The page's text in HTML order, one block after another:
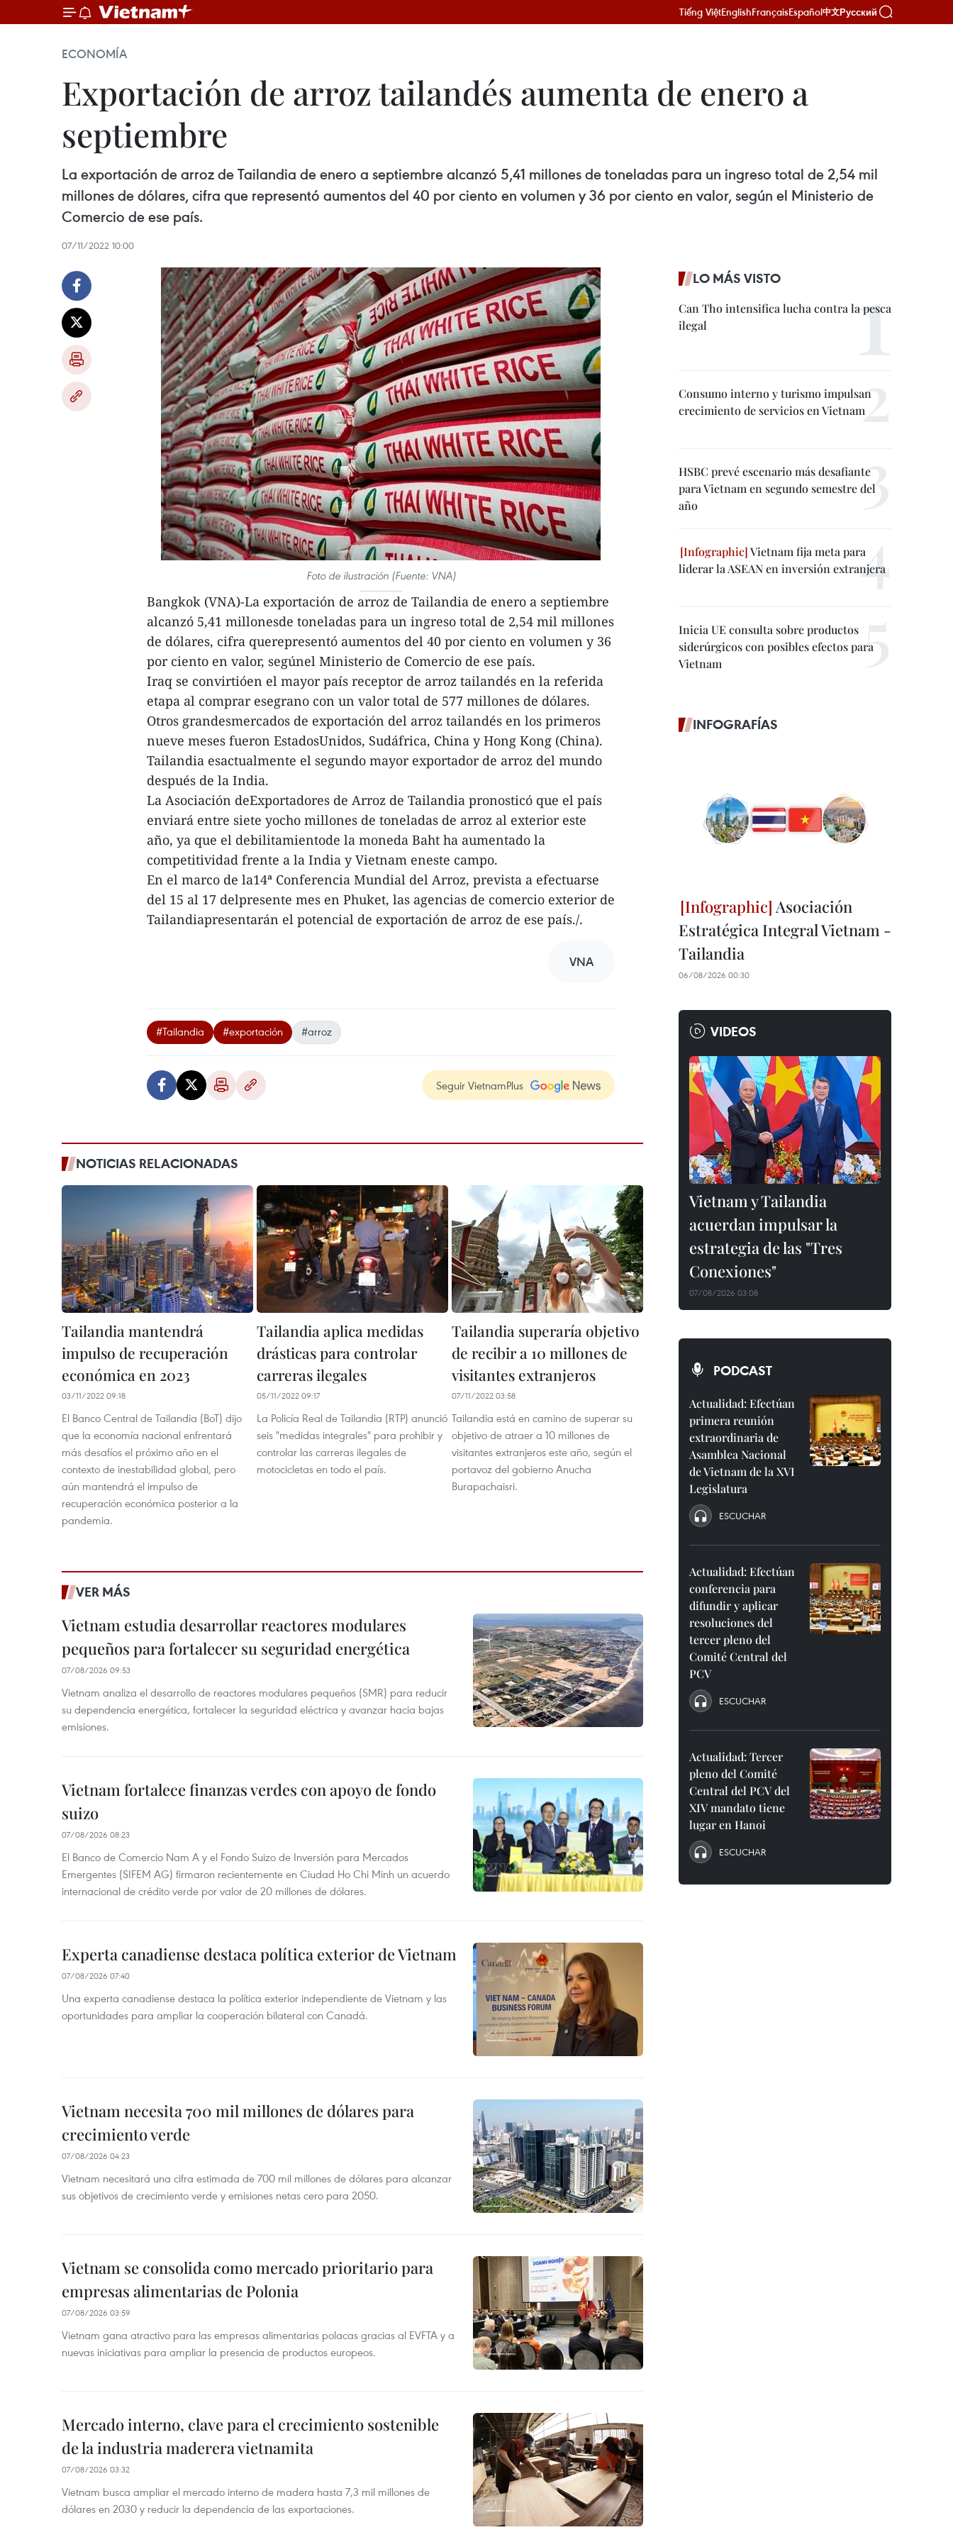
Tiếng ViệtEnglishFrançaisEspañol中文Русский
ECONOMÍA
Exportación de arroz tailandés aumenta de enero a
septiembre
La exportación de arroz de Tailandia de enero a septiembre alcanzó 5,41 millones de toneladas para un ingreso total de 2,54 mil
millones de dólares, cifra que representó aumentos del 40 por ciento en volumen y 36 por ciento en valor, según el Ministerio de
Comercio de ese país.
07/11/2022 10:00
Foto de ilustración (Fuente: VNA)
Bangkok (VNA)-La exportación de arroz de Tailandia de enero a septiembre
alcanzó 5,41 millonesde toneladas para un ingreso total de 2,54 mil millones
de dólares, cifra querepresentó aumentos del 40 por ciento en volumen y 36
por ciento en valor, segúnel Ministerio de Comercio de ese país.
Iraq se convirtióen el mayor país receptor de arroz tailandés en la referida
etapa al comprar esegrano con un valor total de 577 millones de dólares.
Otros grandesmercados de exportación del arroz tailandés en los primeros
nueve meses fueron EstadosUnidos, Sudáfrica, China y Hong Kong (China).
Tailandia esactualmente el segundo mayor exportador de arroz del mundo
después de la India.
La Asociación deExportadores de Arroz de Tailandia pronosticó que el país
enviará entre siete yocho millones de toneladas de arroz al exterior este
año, ya que el debilitamientode la moneda Baht ha aumentado la
competitividad frente a la India y Vietnam eneste campo.
En el marco de la14ª Conferencia Mundial del Arroz, prevista a efectuarse
del 15 al 17 delpresente mes en Phuket, las agencias de comercio exterior de
Tailandiapresentarán el potencial de exportación de arroz de ese país./.
VNA
#Tailandia #exportación #arroz
Seguir VietnamPlus
NOTICIAS RELACIONADAS
Tailandia mantendrá
impulso de recuperación
económica en 2023
03/11/2022 09:18
El Banco Central de Tailandia (BoT) dijo
que la economía nacional enfrentará
más desafíos el próximo año en el
contexto de inestabilidad global, pero
aún mantendrá el impulso de
recuperación económica posterior a la
pandemia.
Tailandia aplica medidas
drásticas para controlar
carreras ilegales
05/11/2022 09:17
La Policía Real de Tailandia (RTP) anunció
seis "medidas integrales" para prohibir y
controlar las carreras ilegales de
motocicletas en todo el país.
Tailandia superaría objetivo
de recibir a 10 millones de
visitantes extranjeros
07/11/2022 03:58
Tailandia está en camino de superar su
objetivo de atraer a 10 millones de
visitantes extranjeros este año, según el
portavoz del gobierno Anucha
Burapachaisri.
VER MÁS
Vietnam estudia desarrollar reactores modulares
pequeños para fortalecer su seguridad energética
07/08/2026 09:53
Vietnam analiza el desarrollo de reactores modulares pequeños (SMR) para reducir
su dependencia energética, fortalecer la seguridad eléctrica y avanzar hacia bajas
emisiones.
Vietnam fortalece finanzas verdes con apoyo de fondo
suizo
07/08/2026 08:23
El Banco de Comercio Nam A y el Fondo Suizo de Inversión para Mercados
Emergentes (SIFEM AG) firmaron recientemente en Ciudad Ho Chi Minh un acuerdo
internacional de crédito verde por valor de 20 millones de dólares.
Experta canadiense destaca política exterior de Vietnam
07/08/2026 07:40
Una experta canadiense destaca la política exterior independiente de Vietnam y las
oportunidades para ampliar la cooperación bilateral con Canadá.
Vietnam necesita 700 mil millones de dólares para
crecimiento verde
07/08/2026 04:23
Vietnam necesitará una cifra estimada de 700 mil millones de dólares para alcanzar
sus objetivos de crecimiento verde y emisiones netas cero para 2050.
Vietnam se consolida como mercado prioritario para
empresas alimentarias de Polonia
07/08/2026 03:59
Vietnam gana atractivo para las empresas alimentarias polacas gracias al EVFTA y a
nuevas iniciativas para ampliar la presencia de productos europeos.
Mercado interno, clave para el crecimiento sostenible
de la industria maderera vietnamita
07/08/2026 03:32
Vietnam busca ampliar el mercado interno de madera hasta 7,3 mil millones de
dólares en 2030 y reducir la dependencia de las exportaciones.
LO MÁS VISTO
Can Tho intensifica lucha contra la pesca
ilegal
Consumo interno y turismo impulsan
crecimiento de servicios en Vietnam
HSBC prevé escenario más desafiante
para Vietnam en segundo semestre del
año
Vietnam fija meta para
liderar la ASEAN en inversión extranjera
Inicia UE consulta sobre productos
siderúrgicos con posibles efectos para
Vietnam
INFOGRAFÍAS
Asociación
Estratégica Integral Vietnam -
Tailandia
06/08/2026 00:30
VIDEOS
Vietnam y Tailandia
acuerdan impulsar la
estrategia de las "Tres
Conexiones"
07/08/2026 03:08
PODCAST
Actualidad: Efectúan
primera reunión
extraordinaria de
Asamblea Nacional
de Vietnam de la XVI
Legislatura
ESCUCHAR
Actualidad: Efectúan
conferencia para
difundir y aplicar
resoluciones del
tercer pleno del
Comité Central del
PCV
ESCUCHAR
Actualidad: Tercer
pleno del Comité
Central del PCV del
XIV mandato tiene
lugar en Hanoi
ESCUCHAR